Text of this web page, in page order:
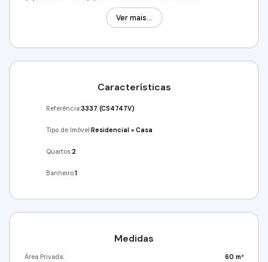
Negócios.CRECI: 34.726-J
Ver mais...
Características
Referência:3337 (CS4747V)
Tipo de Imóvel:Residencial »Casa
Quartos:2
Banheiro:1
Medidas
Área Privada: 60 m²